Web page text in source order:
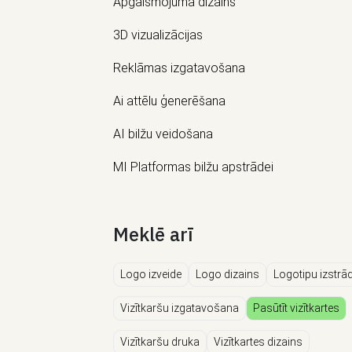
3D vizualizācijas
Reklāmas izgatavošana
Ai attēlu ģenerēšana
AI bilžu veidošana
MI Platformas bilžu apstrādei
Meklē arī
Logo izveide Logo dizains Logotipu
Vizītkaršu izgatavošana Pasūtīt vizītkartes
Vizītkaršu druka Vizītkartes dizains